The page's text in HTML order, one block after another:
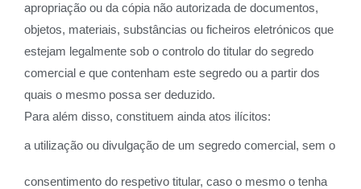
apropriação ou da cópia não autorizada de documentos,
objetos, materiais, substâncias ou ficheiros eletrónicos que
estejam legalmente sob o controlo do titular do segredo
comercial e que contenham este segredo ou a partir dos
quais o mesmo possa ser deduzido.
Para além disso, constituem ainda atos ilícitos:
a utilização ou divulgação de um segredo comercial, sem o
consentimento do respetivo titular, caso o mesmo o tenha